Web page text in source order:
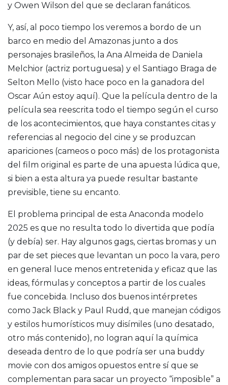
y Owen Wilson del que se declaran fanáticos.
Y, así, al poco tiempo los veremos a bordo de un
barco en medio del Amazonas junto a dos
personajes brasileños, la Ana Almeida de Daniela
Melchior (actriz portuguesa) y el Santiago Braga de
Selton Mello (visto hace poco en la ganadora del
Oscar Aún estoy aquí). Que la película dentro de la
película sea reescrita todo el tiempo según el curso
de los acontecimientos, que haya constantes citas y
referencias al negocio del cine y se produzcan
apariciones (cameos o poco más) de los protagonista
del film original es parte de una apuesta lúdica que,
si bien a esta altura ya puede resultar bastante
previsible, tiene su encanto.
El problema principal de esta Anaconda modelo
2025 es que no resulta todo lo divertida que podía
(y debía) ser. Hay algunos gags, ciertas bromas y un
par de set pieces que levantan un poco la vara, pero
en general luce menos entretenida y eficaz que las
ideas, fórmulas y conceptos a partir de los cuales
fue concebida. Incluso dos buenos intérpretes
como Jack Black y Paul Rudd, que manejan códigos
y estilos humorísticos muy disímiles (uno desatado,
otro más contenido), no logran aquí la química
deseada dentro de lo que podría ser una buddy
movie con dos amigos opuestos entre sí que se
complementan para sacar un proyecto “imposible” a